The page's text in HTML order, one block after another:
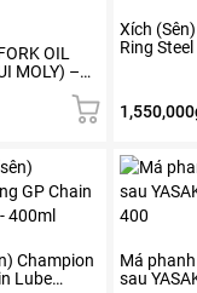
OIL
MOLY) –
Xích
Ring
1,550,000
Champion
Lube
Má
sau
Sản
phẩm
này
nhiều
biến